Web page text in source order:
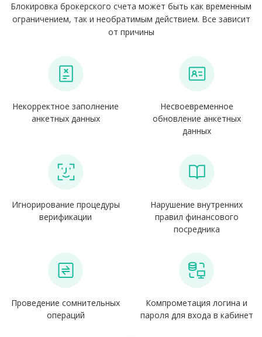
Блокировка брокерского счета может быть как временным
ограничением, так и необратимым действием. Все зависит
от причины
Некорректное заполнение
анкетных данных
Несвоевременное
обновление анкетных
данных
Игнорирование процедуры
верификации
Нарушение внутренних
правил финансового
посредника
Проведение сомнительных
операций
Компрометация логина и
пароля для входа в кабинет